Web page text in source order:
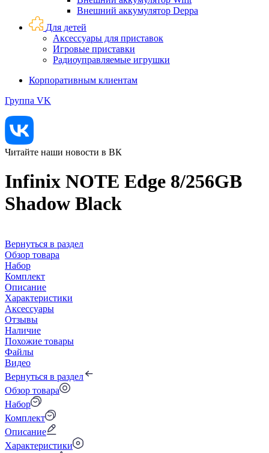
Внешний аккумулятор Deppa
Для детей
Аксессуары для приставок
Игровые приставки
Радиоуправляемые игрушки
Корпоративным клиентам
Группа VK
Читайте наши новости в ВК
Infinix NOTE Edge 8/256GB
Shadow Black
Вернуться в раздел
Обзор товара
Набор
Комплект
Описание
Характеристики
Аксессуары
Отзывы
Наличие
Похожие товары
Файлы
Видео
Вернуться в раздел
Обзор товара
Набор
Комплект
Описание
Характеристики